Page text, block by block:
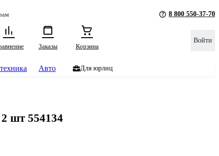
8 800 550-37-70
Заказы Корзина
Войти
Авто Для юрлиц
шт 554134